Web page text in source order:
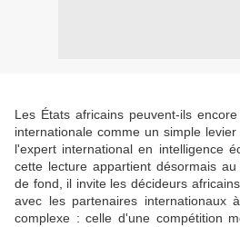
Les États africains peuvent-ils
internationale comme un simple
l'expert international en intelligence
cette lecture appartient désormais
de fond, il invite les décideurs
avec les partenaires internationaux
complexe : celle d'une compétition